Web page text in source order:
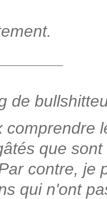
de
comprendre
que
contre, je
qui n'ont